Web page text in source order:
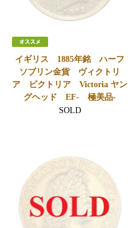
イギリス 1885年銘 ハーフ
ソブリン金貨 ヴィクトリ
ア ビクトリア Victoria ヤン
グヘッド EF- 極美品-
SOLD